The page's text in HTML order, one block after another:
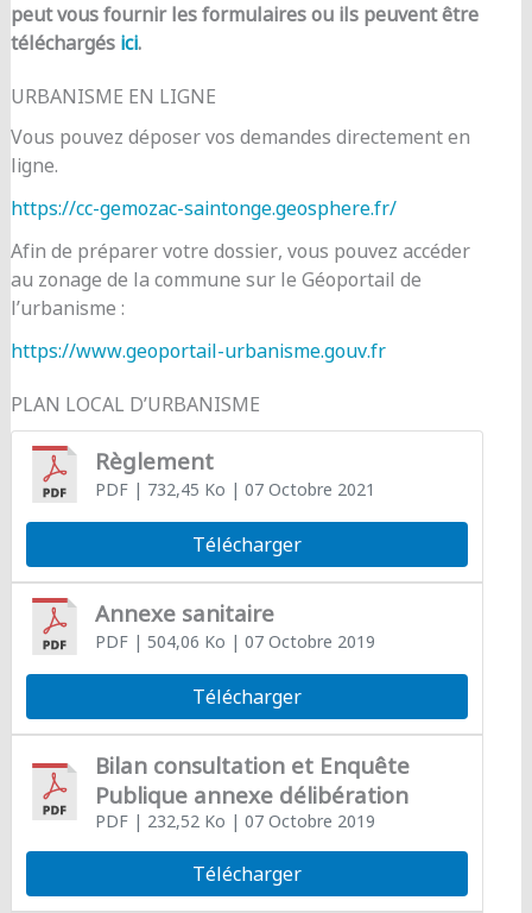
peut vous fournir les formulaires ou ils peuvent être
téléchargés ici.
URBANISME EN LIGNE
Vous pouvez déposer vos demandes directement en
ligne.
https://cc-gemozac-saintonge.geosphere.fr/
Afin de préparer votre dossier, vous pouvez accéder
au zonage de la commune sur le Géoportail de
l’urbanisme :
https://www.geoportail-urbanisme.gouv.fr
PLAN LOCAL D’URBANISME
Règlement
PDF| 732,45 Ko | 07 Octobre 2021
Télécharger
Annexe sanitaire
PDF| 504,06 Ko | 07 Octobre 2019
Télécharger
Bilan consultation et Enquête
Publique annexe délibération
PDF| 232,52 Ko | 07 Octobre 2019
Télécharger